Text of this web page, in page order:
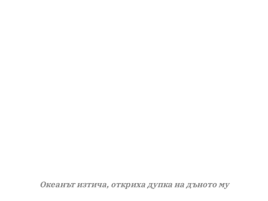
Океанът изтича, откриха дупка на дъното му